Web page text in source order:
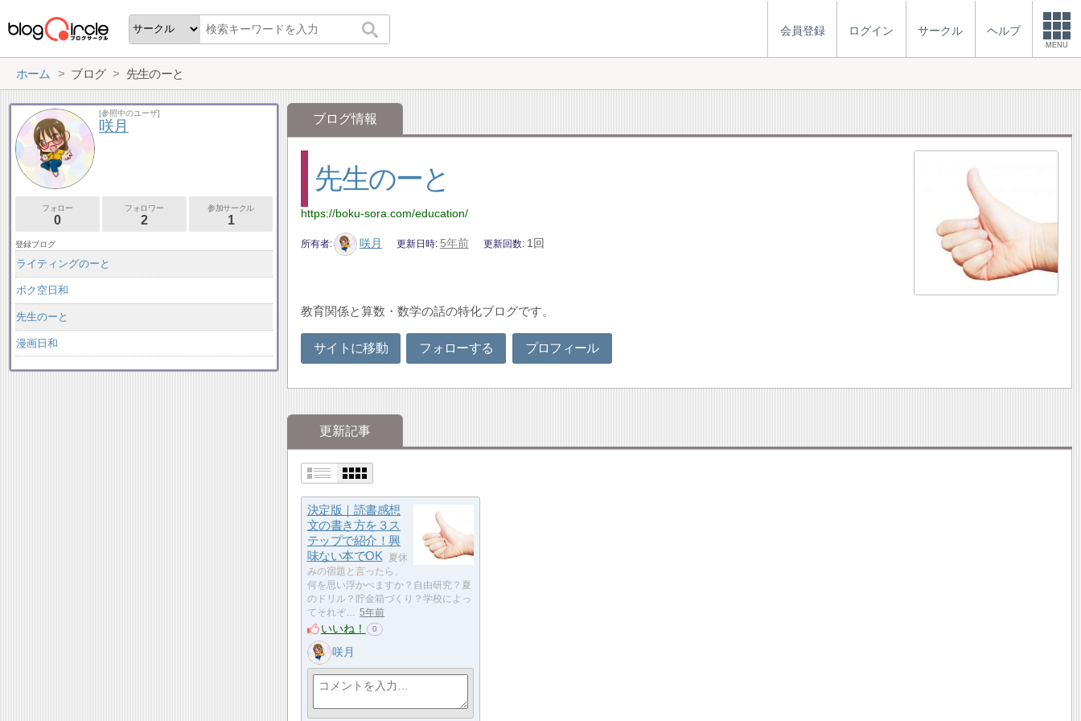
会員登録 ログイン サークル ヘルプ
MENU
ホーム ブログ 先生のーと
ブログ情報
先生のーと
https://boku-sora.com/education/
所有者 咲月 更新日時 5年前 更新回数 1回
教育関係と算数・数学の話の特化ブログです。
サイトに移動 フォローする プロフィール
更新記事
決定版｜読書感想
文の書き方を３ス
テップで紹介！興
味ない本でOK
夏休
みの宿題と言ったら、
何を思い浮かべますか？自由研究？夏
のドリル？貯金箱づくり？学校によっ
てそれぞ…
5年前
いいね！ 0
咲月
[参照中のユーザ]
咲月
フォロー
0
フォロワー
2
参加サークル
1
登録ブログ
ライティングのーと
ボク空日和
先生のーと
漫画日和